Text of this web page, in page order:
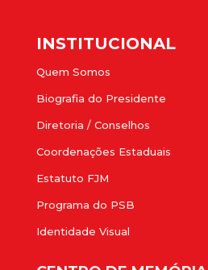
INSTITUCIONAL
Quem Somos
Biografia do Presidente
Diretoria / Conselhos
Coordenações Estaduais
Estatuto FJM
Programa do PSB
Identidade Visual